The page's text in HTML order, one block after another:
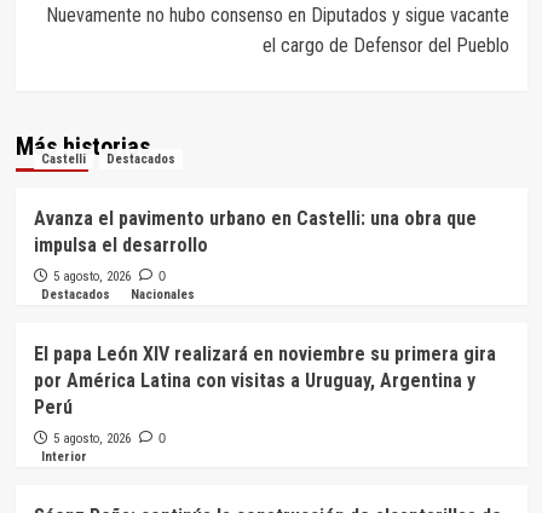
Nuevamente no hubo consenso en Diputados y sigue vacante
el cargo de Defensor del Pueblo
Más historias
Castelli Destacados
Avanza el pavimento urbano en Castelli: una obra que
impulsa el desarrollo
5 agosto, 2026 0
Destacados Nacionales
El papa León XIV realizará en noviembre su primera gira
por América Latina con visitas a Uruguay, Argentina y
Perú
5 agosto, 2026 0
Interior